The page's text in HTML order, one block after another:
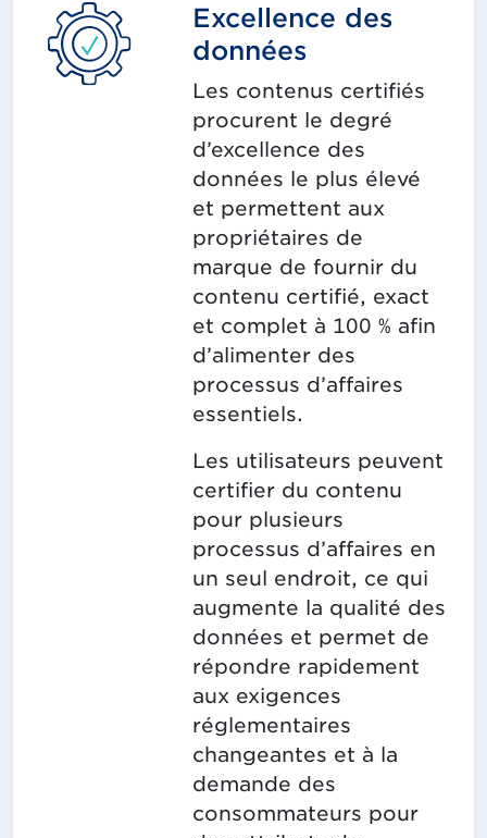
Excellence des
données
Les contenus certifiés
procurent le degré
d’excellence des
données le plus élevé
et permettent aux
propriétaires de
marque de fournir du
contenu certifié, exact
et complet à 100 % afin
d’alimenter des
processus d’affaires
essentiels.
Les utilisateurs peuvent
certifier du contenu
pour plusieurs
processus d’affaires en
un seul endroit, ce qui
augmente la qualité des
données et permet de
répondre rapidement
aux exigences
réglementaires
changeantes et à la
demande des
consommateurs pour